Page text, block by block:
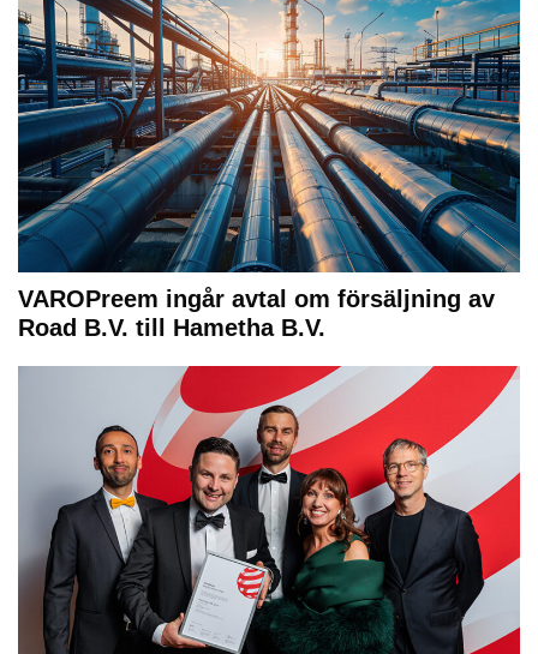
VAROPreem ingår avtal om försäljning av
Road B.V. till Hametha B.V.